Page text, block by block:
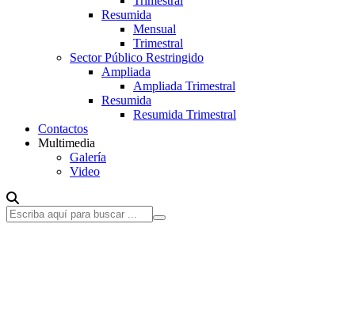
Resumida
Mensual
Trimestral
Sector Público Restringido
Ampliada
Ampliada Trimestral
Resumida
Resumida Trimestral
Contactos
Multimedia
Galería
Video